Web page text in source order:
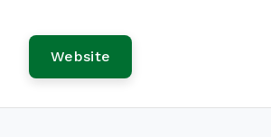
Website